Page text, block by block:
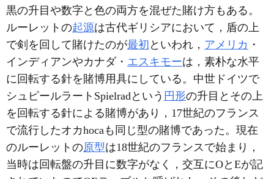
黒の升目や数字と色の両方を混ぜた賭け方もある。
ルーレットの起源は古代ギリシアにおいて，盾の上
で剣を回して賭けたのが最初 といわれ， アメリカ ・
インディアンやカナダ・ エスキモーは，素朴な水平
に回転する針を賭博用具にしている。中世ドイツで
シュピールラートSpielradという 円形の升目とその上
を回転する針による賭博があり，17世紀のフランス
で流行したオカhocaも同じ型の賭博であった。現在
のルーレットの原型は18世紀のフランスで始まり，
当時は回転盤の升目に数字がなく，交互にOとEが記